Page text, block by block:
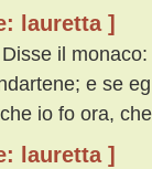
lauretta ]
Disse il
e se
io fo ora,
lauretta ]